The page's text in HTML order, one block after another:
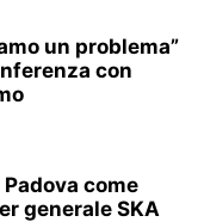
un problema”
con
come
generale SKA